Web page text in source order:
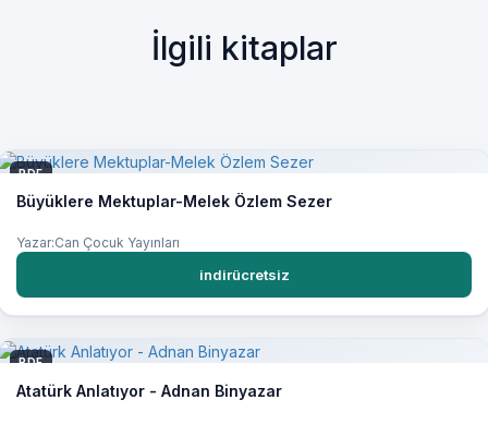
İlgili kitaplar
PDF
Büyüklere Mektuplar-Melek Özlem Sezer
Yazar:Can Çocuk Yayınları
indirücretsiz
PDF
Atatürk Anlatıyor - Adnan Binyazar